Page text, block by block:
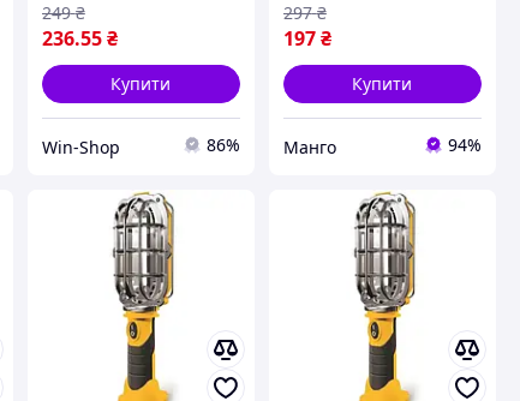
236.55 ₴
249 ₴
Купити
Win-Shop 86%
197₴
297 ₴
Купити
Манго 94%